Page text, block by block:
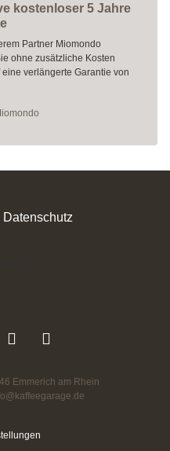
kostenloser 5 Jahre
Partner Miomondo
ohne zusätzliche Kosten
eine verlängerte Garantie von
Datenschutz
Emmerich am Rhein